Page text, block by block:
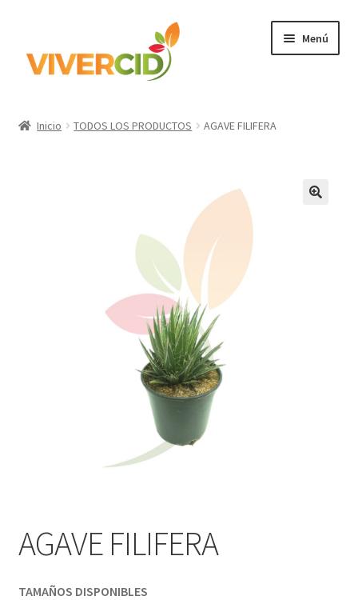
contenido
Menú
hijo
Inicio TODOS LOS PRODUCTOS AGAVE FILIFERA
AGAVE FILIFERA
TAMAÑOS DISPONIBLES